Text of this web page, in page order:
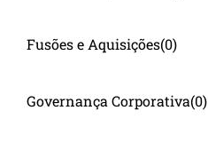
Fusões e Aquisições(0)
Governança Corporativa(0)